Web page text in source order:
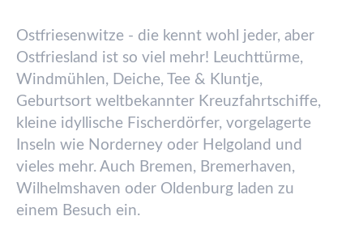
Ostfriesenwitze - die kennt wohl jeder, aber
Ostfriesland ist so viel mehr! Leuchttürme,
Windmü hlen, Deiche, Tee & Kluntje,
Geburtsort weltbekannter Kreuzfahrtschiffe,
kleine idyllische Fischerd örfer, vorgelagerte
Inseln wie Norderney oder Helgoland und
vieles mehr. Auch Bremen, Bremerhaven,
Wilhelmshaven oder Oldenburg laden zu
einem Besuch ein.